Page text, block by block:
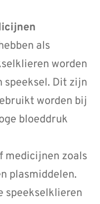
als
worden
speeksel. Dit zijn
worden bij
bloeddruk
medicijnen zoals
plasmiddelen.
speekselklieren